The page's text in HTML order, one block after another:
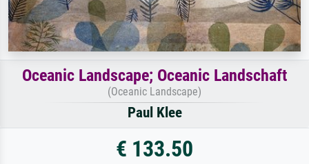
Oceanic Landscape; Oceanic Landschaft
(Oceanic Landscape)
Paul Klee
€ 133.50